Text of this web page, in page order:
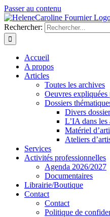
Passer au contenu
Rechercher:
Accueil
A propos
Articles
Toutes les archives
Oeuvres expliquées
Dossiers
Divers
L’IA dans les
Matériel
Ateliers
Services
Activités professionnelles
Agenda 2026/2027
Documentaires
Librairie/Boutique
Contact
Contact
Politique de